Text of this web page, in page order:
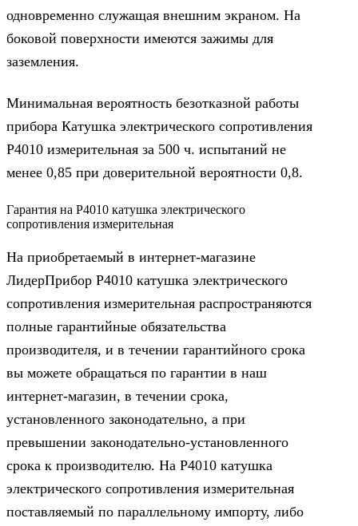
одновременно служащая внешним экраном. На
боковой поверхности имеются зажимы для
заземления.
Минимальная вероятность безотказной работы
прибора Катушка электрического сопротивления
Р4010 измерительная за 500 ч. испытаний не
менее 0,85 при доверительной вероятности 0,8.
Гарантия на Р4010 катушка электрического
сопротивления измерительная
На приобретаемый в интернет-магазине
ЛидерПрибор Р4010 катушка электрического
сопротивления измерительная распространяются
полные гарантийные обязательства
производителя, и в течении гарантийного срока
вы можете обращаться по гарантии в наш
интернет-магазин, в течении срока,
установленного законодательно, а при
превышении законодательно-установленного
срока к производителю. На Р4010 катушка
электрического сопротивления измерительная
поставляемый по параллельному импорту, либо